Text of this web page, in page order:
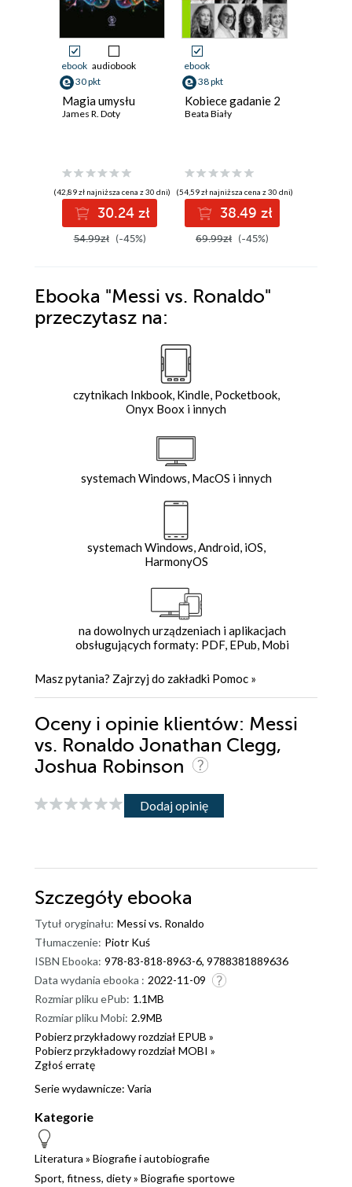
ebook audiobook
30 pkt
Magia umysłu
James R. Doty
(42,89 zł najniższa cena z 30 dni)
30.24 zł
54.99zł (-45%)
ebook
38 pkt
Kobiece gadanie 2
Beata Biały
(54,59 zł najniższa cena z 30 dni)
38.49 zł
69.99zł (-45%)
Ebooka "Messi vs. Ronaldo"
przeczytasz na:
czytnikach Inkbook, Kindle, Pocketbook,
Onyx Boox i innych
systemach Windows, MacOS i innych
systemach Windows, Android, iOS,
HarmonyOS
na dowolnych urządzeniach i aplikacjach
obsługujących formaty: PDF, EPub, Mobi
Masz pytania? Zajrzyj do zakładki Pomoc »
Oceny i opinie klientów: Messi
vs. Ronaldo Jonathan Clegg,
Joshua Robinson
Dodaj opinię
Szczegóły ebooka
Tytuł oryginału: Messi vs. Ronaldo
Tłumaczenie: Piotr Kuś
ISBN Ebooka: 978-83-818-8963-6, 9788381889636
Data wydania ebooka : 2022-11-09
Rozmiar pliku ePub: 1.1MB
Rozmiar pliku Mobi: 2.9MB
Pobierz przykładowy rozdział EPUB »
Pobierz przykładowy rozdział MOBI »
Zgłoś erratę
Serie wydawnicze: Varia
Kategorie
Literatura » Biografie i autobiografie
Sport, fitness, diety» Biografie sportowe